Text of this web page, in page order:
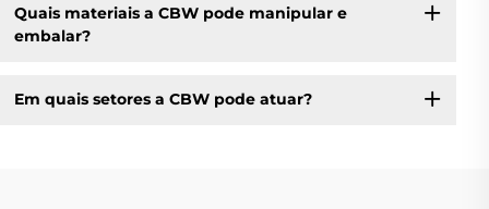
Quais materiais a CBW pode manipular e
embalar?
Em quais setores a CBW pode atuar?